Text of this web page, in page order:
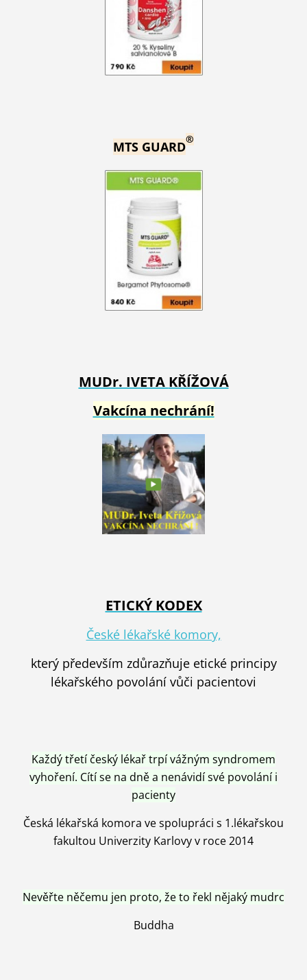
MTS GUARD®
MUDr. IVETA KŘÍŽOVÁ
Vakcína nechrání!
ETICKÝ KODEX
České lékařské komory,
který především zdůrazňuje etické principy
lékařského povolání vůči pacientovi
Každý třetí český lékař trpí vážným syndromem
vyhoření. Cítí se na dně a nenávidí své povolání i
pacienty
Česká lékařská komora ve spolupráci s 1.lékařskou
fakultou Univerzity Karlovy v roce 2014
Nevěřte něčemu jen proto, že to řekl nějaký mudrc
Buddha